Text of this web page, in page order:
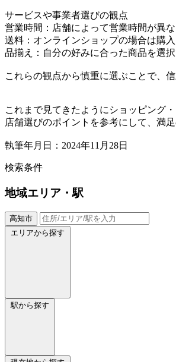
サービスや事業者選びの観点
営業時間：店舗によって営業時間が異
送料：オンラインショップの場合は購
品揃え：自分の好みに合った商品を選
これらの観点から慎重に選ぶことで、
これまで見てきたようにショッピング
店舗選びのポイントを参考にして、満
執筆年月日：2024年11月28日
検索条件
地域エリア・駅
高知市
エリアから探す
駅から探す